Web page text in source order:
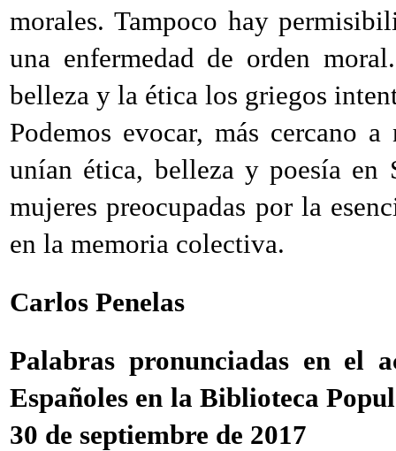
morales. Tampoco hay
una enfermedad de orden
belleza y la ética los griegos
Podemos evocar, más cercano
unían ética, belleza y poesía en
mujeres preocupadas por la
en la memoria colectiva.
Carlos Penelas
Palabras pronunciadas en el
Españoles en la Biblioteca
30 de septiembre de 2017